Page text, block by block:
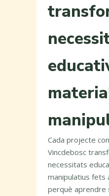
Cada projecte
Vincdebosc
necessitats
manipulatius fets
perquè aprendre